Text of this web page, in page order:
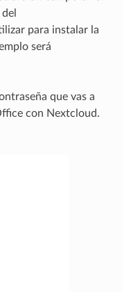
para instalar la
será
que vas a
con Nextcloud.